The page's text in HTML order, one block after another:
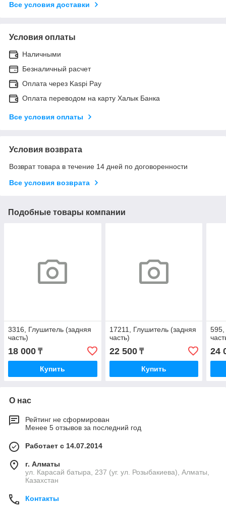
Все условия доставки
Условия оплаты
Наличными
Безналичный расчет
Оплата через Kaspi Pay
Оплата переводом на карту Халык Банка
Все условия оплаты
Условия возврата
Возврат товара в течение 14 дней по договоренности
Все условия возврата
Подобные товары компании
3316, Глушитель (задняя
часть)
18 000 ₸
Купить
17211, Глушитель (задняя
часть)
22 500₸
Купить
595,
24
О нас
Рейтинг не сформирован
Менее 5 отзывов за последний год
Работает с 14.07.2014
г. Алматы
ул. Карасай батыра, 237 (уг. ул. Розыбакиева), Алматы,
Казахстан
Контакты